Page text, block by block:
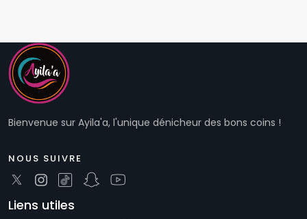
Bienvenue sur Ayila'a, l'unique dénicheur des bons coins !
NOUS SUIVRE
Liens utiles